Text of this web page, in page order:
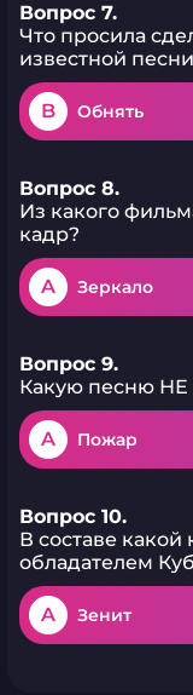
Вопрос 7.
Что просила
известной
B Обнять
Вопрос 8.
Из какого
кадр?
A Зеркало
Вопрос 9.
Какую песню НЕ
A Пожар
Вопрос 10.
В составе
обладателем
A Зенит